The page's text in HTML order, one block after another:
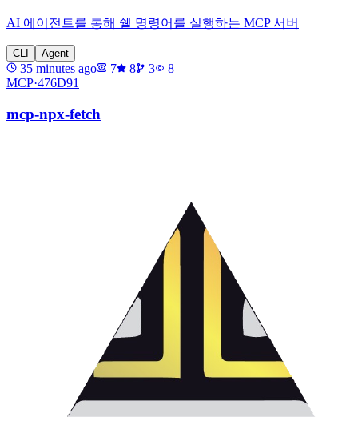
AI 에이전트를 통해 쉘 명령어를 실행하는 MCP 서버
CLI Agent
35 minutes ago 7 8 3
8
MCP·476D91
mcp-npx-fetch